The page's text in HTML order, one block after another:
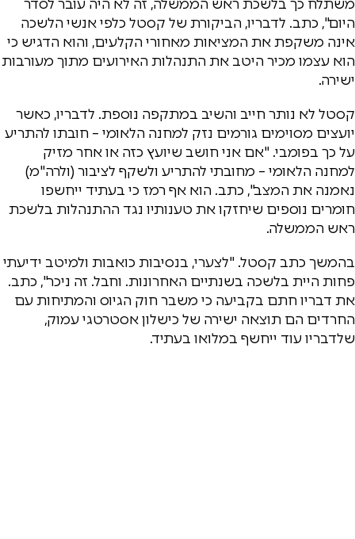
היום", כתב. לדבריו, הביקורת של קסטל כלפי אנשי הלשכה
אינה משקפת את המציאות מאחורי הקלעים, והוא הדגיש כי
הוא עצמו מכיר היטב את התנהלות האירועים מתוך מעורבות
ישירה.
קסטל לא נותר חייב והשיב במתקפה נוספת. לדבריו, כאשר
יועצים מסוימים גורמים נזק למחנה הלאומי – חובתו להתריע
על כך בפומבי. "אם אני חושב שיועץ כזה או אחר מזיק
למחנה הלאומי – מחובתי להתריע ולשקף לציבור (ולרה"מ)
נאמנה את המצב", כתב. הוא אף רמז כי בעתיד ייחשפו
חומרים נוספים שיחזקו את טענותיו נגד ההתנהלות בלשכת
ראש הממשלה.
בהמשך כתב קסטל. "לצערי, בנסיבות כואבות ולמיטב ידיעתי
פחות היית בלשכה בשנתיים האחרונות. וחבל. זה ניכר", כתב.
את דבריו חתם בקביעה כי משבר חוק הגיוס והמתיחות עם
החרדים הם תוצאה ישירה של כישלון אסטרטגי עמוק,
שלדבריו עוד ייחשף במלואו בעתיד.